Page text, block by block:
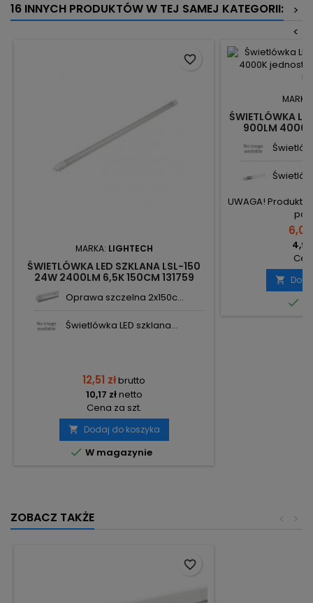
16 INNYCH PRODUKTÓW W TEJ SAMEJ KATEGORII:
>
<
MARKA: LIGHTECH
ŚWIETLÓWKA LED SZKLANA LSL-150
24W 2400LM 6,5K 150CM 131759
Oprawa szczelna 2x150c...
Świetlówka LED szklana...
12,51 złbrutto
10,17 złnetto
Cena za szt.
 Dodaj do koszyka
 W magazynie
favorite_border
ŚWIETLÓWKA
900LM 4000K
ZASILANA
UWAGA! Produkt
po
6,09


ZOBACZ TAKŻE >
<
favorite_border